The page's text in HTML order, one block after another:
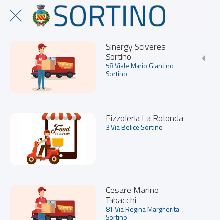
Sinergy Sciveres
Sortino
58 Viale Mario Giardino
Sortino
Pizzoleria La Rotonda
3 Via Belice Sortino
Cesare Marino
Tabacchi
81 Via Regina Margherita
Sortino